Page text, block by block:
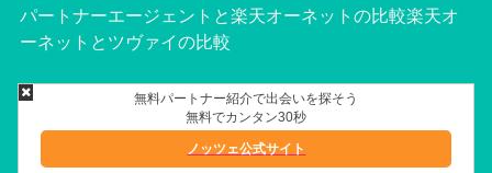
無料パートナー紹介で出会いを探そう
無料でカンタン30秒
ノッツェ公式サイト
パー トナーエージェントと楽天オーネットの比較楽天オ
ーネットとツヴァイの比較
Marriage Consultant .All Rights Reserved.